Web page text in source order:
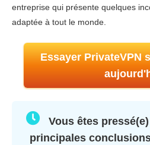
entreprise qui présente quelques
adaptée à tout le monde.
Essayer PrivateVPN
Vous êtes
principales